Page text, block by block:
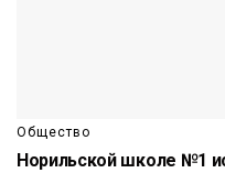
Общество
Норильской школе №1